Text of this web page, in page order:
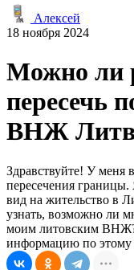
Алексей
18 ноября 2024
Можно ли
пересечь
ВНЖ
Здравствуйте! У меня
пересечения
вид на жительство в
узнать, возможно ли
моим литовским ВНЖ?
информацию по этому